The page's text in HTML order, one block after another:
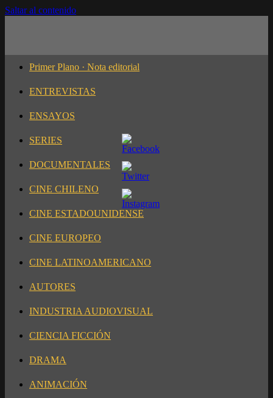
Saltar al contenido
Primer Plano · Nota editorial
ENTREVISTAS
ENSAYOS
SERIES
DOCUMENTALES
CINE CHILENO
CINE ESTADOUNIDENSE
CINE EUROPEO
CINE LATINOAMERICANO
AUTORES
INDUSTRIA AUDIOVISUAL
CIENCIA FICCIÓN
DRAMA
ANIMACIÓN